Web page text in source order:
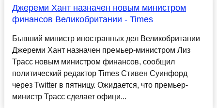
Джереми Хант назначен новым министром
финансов Великобритании - Times
Бывший министр иностранных дел Великобритании
Джереми Хант назначен премьер-министром Лиз
Трасс новым министром финансов, сообщил
политический редактор Times Стивен Суинфорд
через Twitter в пятницу. Ожидается, что премьер-
министр Трасс сделает офици...